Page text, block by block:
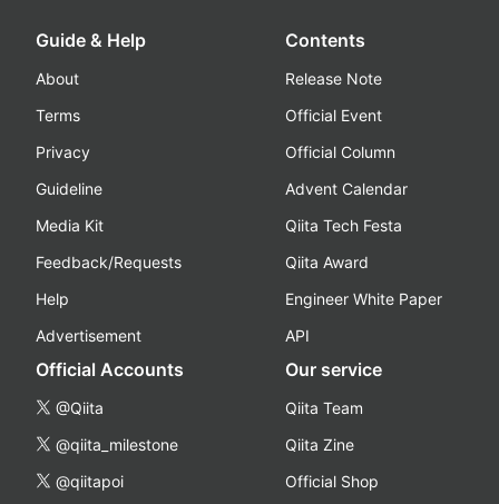
Guide & Help
About
Terms
Privacy
Guideline
Media Kit
Feedback/Requests
Help
Advertisement
Contents
Release Note
Official Event
Official Column
Advent Calendar
Qiita Tech Festa
Qiita Award
Engineer White Paper
API
Official Accounts
@Qiita
@qiita_milestone
@qiitapoi
Our service
Qiita Team
Qiita Zine
Official Shop